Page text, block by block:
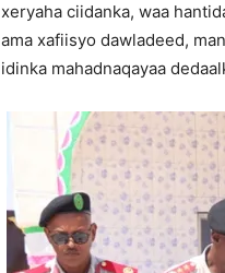
xeryaha ciidanka, waa
ama xafiisyo dawladeed,
idinka mahadnaqayaa